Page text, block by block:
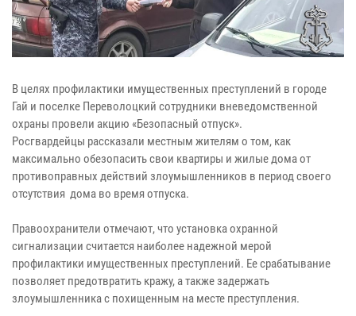
В целях профилактики имущественных преступлений в городе
Гай и поселке Переволоцкий сотрудники вневедомственной
охраны провели акцию «Безопасный отпуск».
Росгвардейцы рассказали местным жителям о том, как
максимально обезопасить свои квартиры и жилые дома от
противоправных действий злоумышленников в период своего
отсутствия дома во время отпуска.
Правоохранители отмечают, что установка охранной
сигнализации считается наиболее надежной мерой
профилактики имущественных преступлений. Ее срабатывание
позволяет предотвратить кражу, а также задержать
злоумышленника с похищенным на месте преступления.